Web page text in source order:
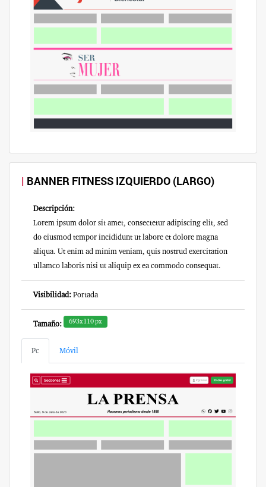
BANNER FITNESS IZQUIERDO (LARGO)
Descripción:
Lorem ipsum dolor sit amet, consectetur adipiscing elit, sed
do eiusmod tempor incididunt ut labore et dolore magna
aliqua. Ut enim ad minim veniam, quis nostrud exercitation
ullamco laboris nisi ut aliquip ex ea commodo consequat.
Visibilidad: Portada
Tamaño: 693x110 px
Pc Móvil